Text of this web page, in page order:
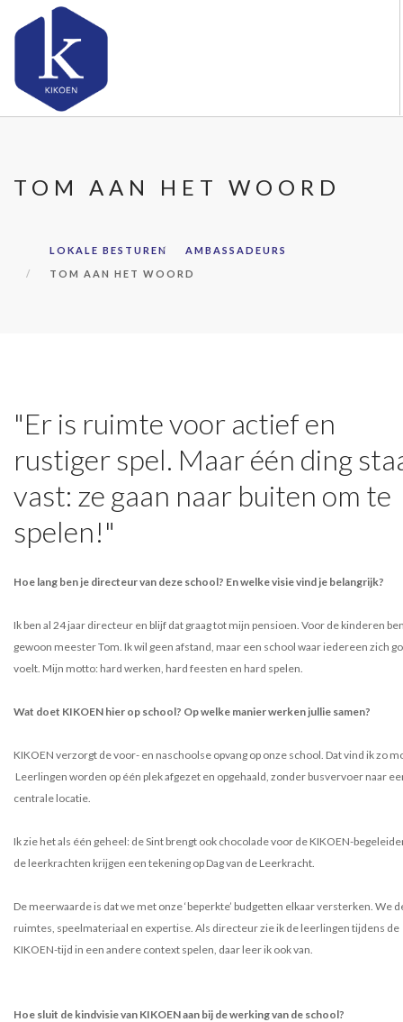
TOM AAN HET WOORD
LOKALE BESTUREN
AMBASSADEURS
TOM AAN HET WOORD
"Er is ruimte voor actief en
rustiger spel. Maar één ding
vast: ze gaan naar buiten om te
spelen!"
Hoe lang ben je directeur van deze school? En welke visie vind je belangrijk?
Ik ben al 24 jaar directeur en blijf dat graag tot mijn pensioen. Voor de kinderen
gewoon meester Tom. Ik wil geen afstand, maar een school waar iedereen zich
voelt. Mijn motto: hard werken, hard feesten en hard spelen.
Wat doet KIKOEN hier op school? Op welke manier werken jullie samen?
KIKOEN verzorgt de voor- en naschoolse opvang op onze school. Dat vind ik zo
Leerlingen worden op één plek afgezet en opgehaald, zonder busvervoer naar
centrale locatie.
Ik zie het als één geheel: de Sint brengt ook chocolade voor de KIKOEN-
de leerkrachten krijgen een tekening op Dag van de Leerkracht.
De meerwaarde is dat we met onze ‘beperkte’ budgetten elkaar versterken. We
ruimtes, speelmateriaal en expertise. Als directeur zie ik de leerlingen tijdens de
KIKOEN-tijd in een andere context spelen, daar leer ik ook van.
Hoe sluit de kindvisie van KIKOEN aan bij de werking van de school?